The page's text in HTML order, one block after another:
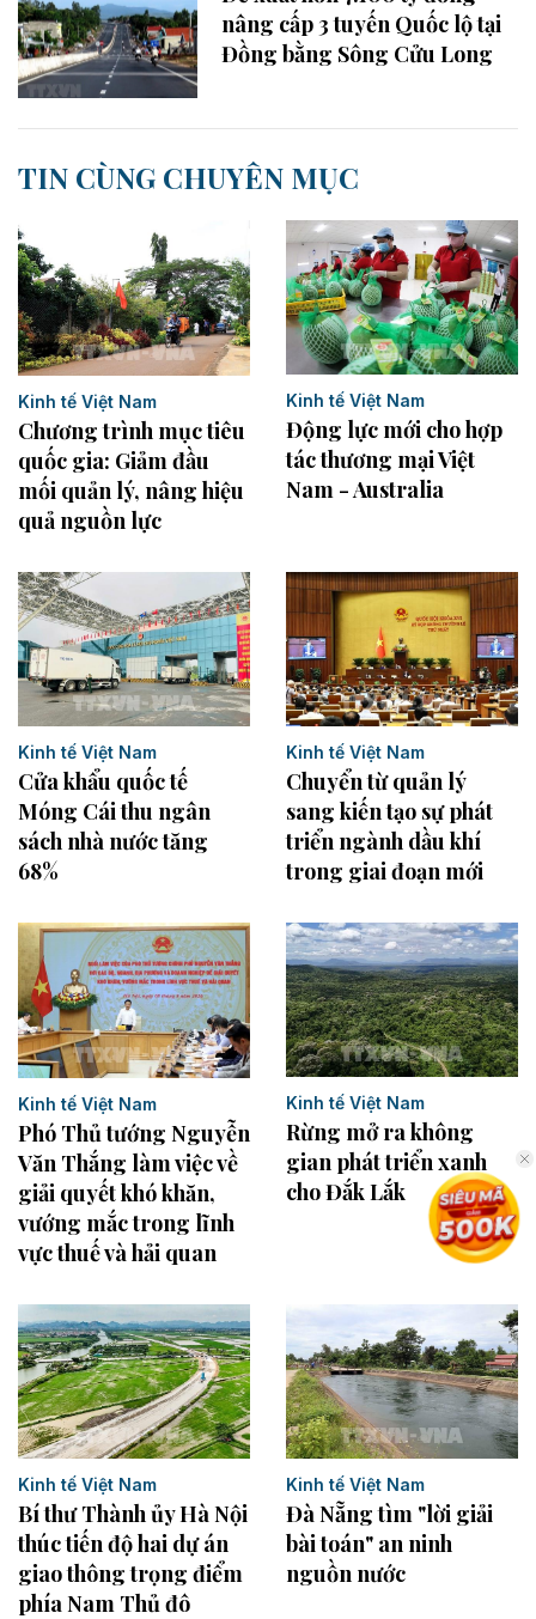
nâng cấp 3 tuyến Quốc lộ tại
Đồng bằng Sông Cửu Long
TIN CÙNG CHUYÊN MỤC
Kinh tế Việt Nam
Chương trình mục tiêu
quốc gia: Giảm đầu
mối quản lý, nâng hiệu
quả nguồn lực
Kinh tế Việt Nam
Động lực mới cho hợp
tác thương mại Việt
Nam - Australia
Kinh tế Việt Nam
Cửa khẩu quốc tế
Móng Cái thu ngân
sách nhà nước tăng
68%
Kinh tế Việt Nam
Chuyển từ quản lý
sang kiến tạo sự phát
triển ngành dầu khí
trong giai đoạn mới
Kinh tế Việt Nam
Phó Thủ tướng Nguyễn
Văn Thắng làm việc về
giải quyết khó khăn,
vướng mắc trong lĩnh
vực thuế và hải quan
Kinh tế Việt Nam
Rừng mở ra không
gian phát triển xanh
cho Đắk Lắk
Kinh tế Việt Nam
Bí thư Thành ủy Hà Nội
thúc tiến độ hai dự án
giao thông trọng điểm
phía Nam Thủ đô
Kinh tế Việt Nam
Đà Nẵng tìm "lời giải
bài toán" an ninh
nguồn nước